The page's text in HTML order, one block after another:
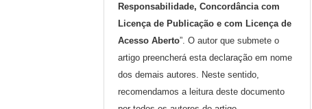
Responsabilidade, Concordância com
Licença de Publicação e com Licença de
Acesso Aberto”. O autor que submete o
artigo preencherá esta declaração em nome
dos demais autores. Neste sentido,
recomendamos a leitura deste documento